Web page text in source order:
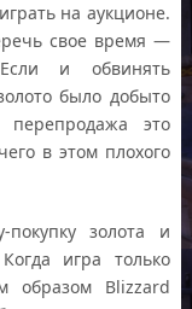
на аукционе.
свое время —
и обвинять
было добыто
это
в этом плохого
золота и
игра только
образом Blizzard